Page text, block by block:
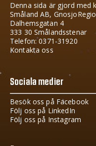
Denna sida är gjord med
Småland AB,
Dalhemsgatan 4
333 30 Smålandsstenar
Telefon: 0371-31920
Kontakta oss
Sociala medier
Besök oss på Facebook
Följ oss på LinkedIn
Följ oss på Instagram